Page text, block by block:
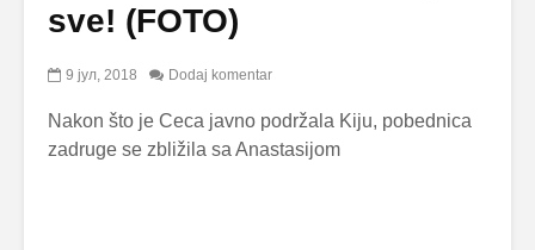
sve! (FOTO)
9 јул, 2018 Dodaj komentar
Nakon što je Ceca javno podržala Kiju, pobednica
zadruge se zbližila sa Anastasijom